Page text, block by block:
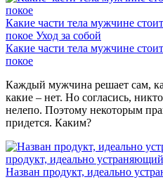
Какие части тела мужчине
покое Уход за собой
Какие части тела мужчине
покое
Каждый мужчина решает сам,
какие – нет. Но согласись,
нелепо. Поэтому некоторым
придется. Каким?
продукт, идеально устраняющий
Назван продукт, идеально